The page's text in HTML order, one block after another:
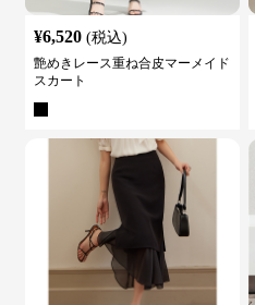
¥6,520 (税込)
艶めきレース重ね合皮マーメイド
スカート